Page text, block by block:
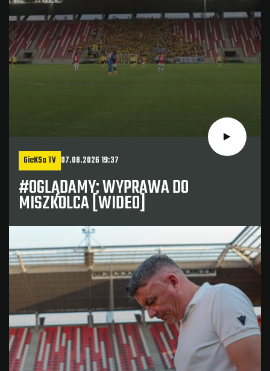
GieKSa TV 07.08.2026 19:37
#OGLĄDAMY: WYPRAWA DO
MISZKOLCA [WIDEO]